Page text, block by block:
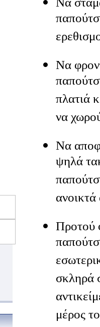
Να
πλατιά
να
Να
ψηλά
Προτού
σκληρά
μέρος